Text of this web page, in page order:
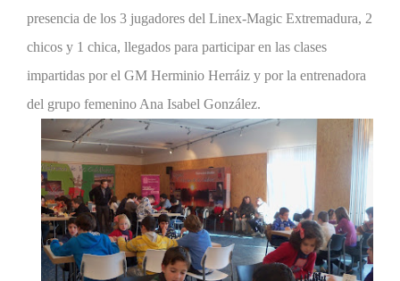
presencia de los 3 jugadores del Linex-Magic Extremadura, 2
chicos y 1 chica, llegados para participar en las clases
impartidas por el GM Herminio Herráiz y por la entrenadora
del grupo femenino Ana Isabel González.